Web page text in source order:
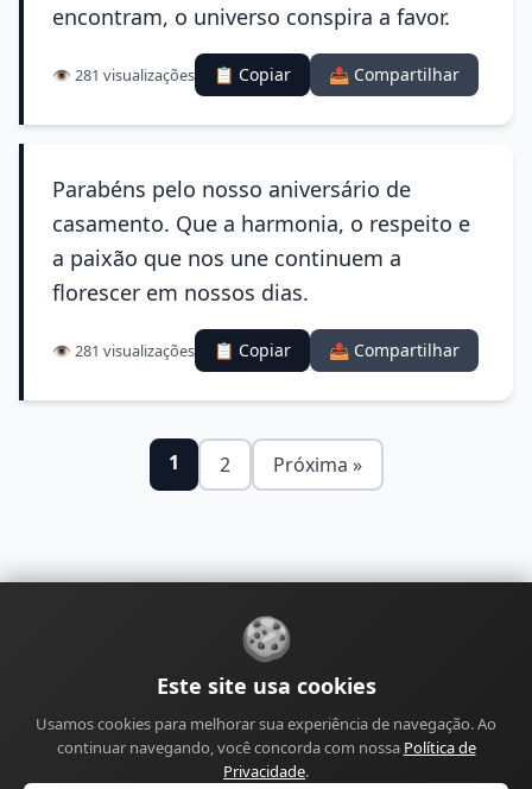
encontram, o universo conspira a favor.
👁️ 281 visualizações 📋 Copiar 📤 Compartilhar
Parabéns pelo nosso aniversário de
casamento. Que a harmonia, o respeito e
a paixão que nos une continuem a
florescer em nossos dias.
👁️ 281 visualizações 📋 Copiar 📤 Compartilhar
1 2 Próxima »
ContatoPolítica de Privacidade
Política de Correções Política de Monetização
Perfil do AutorTermos de UsoSiteSitemap
🍪
Este site usa cookies
Usamos cookies para melhorar sua experiência de navegação. Ao
continuar navegando, você concorda com nossa Política de
Privacidade.